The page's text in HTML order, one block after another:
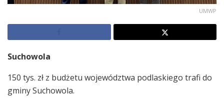
UMWP
Suchowola
150 tys. zł z budżetu województwa podlaskiego trafi do
gminy Suchowola.